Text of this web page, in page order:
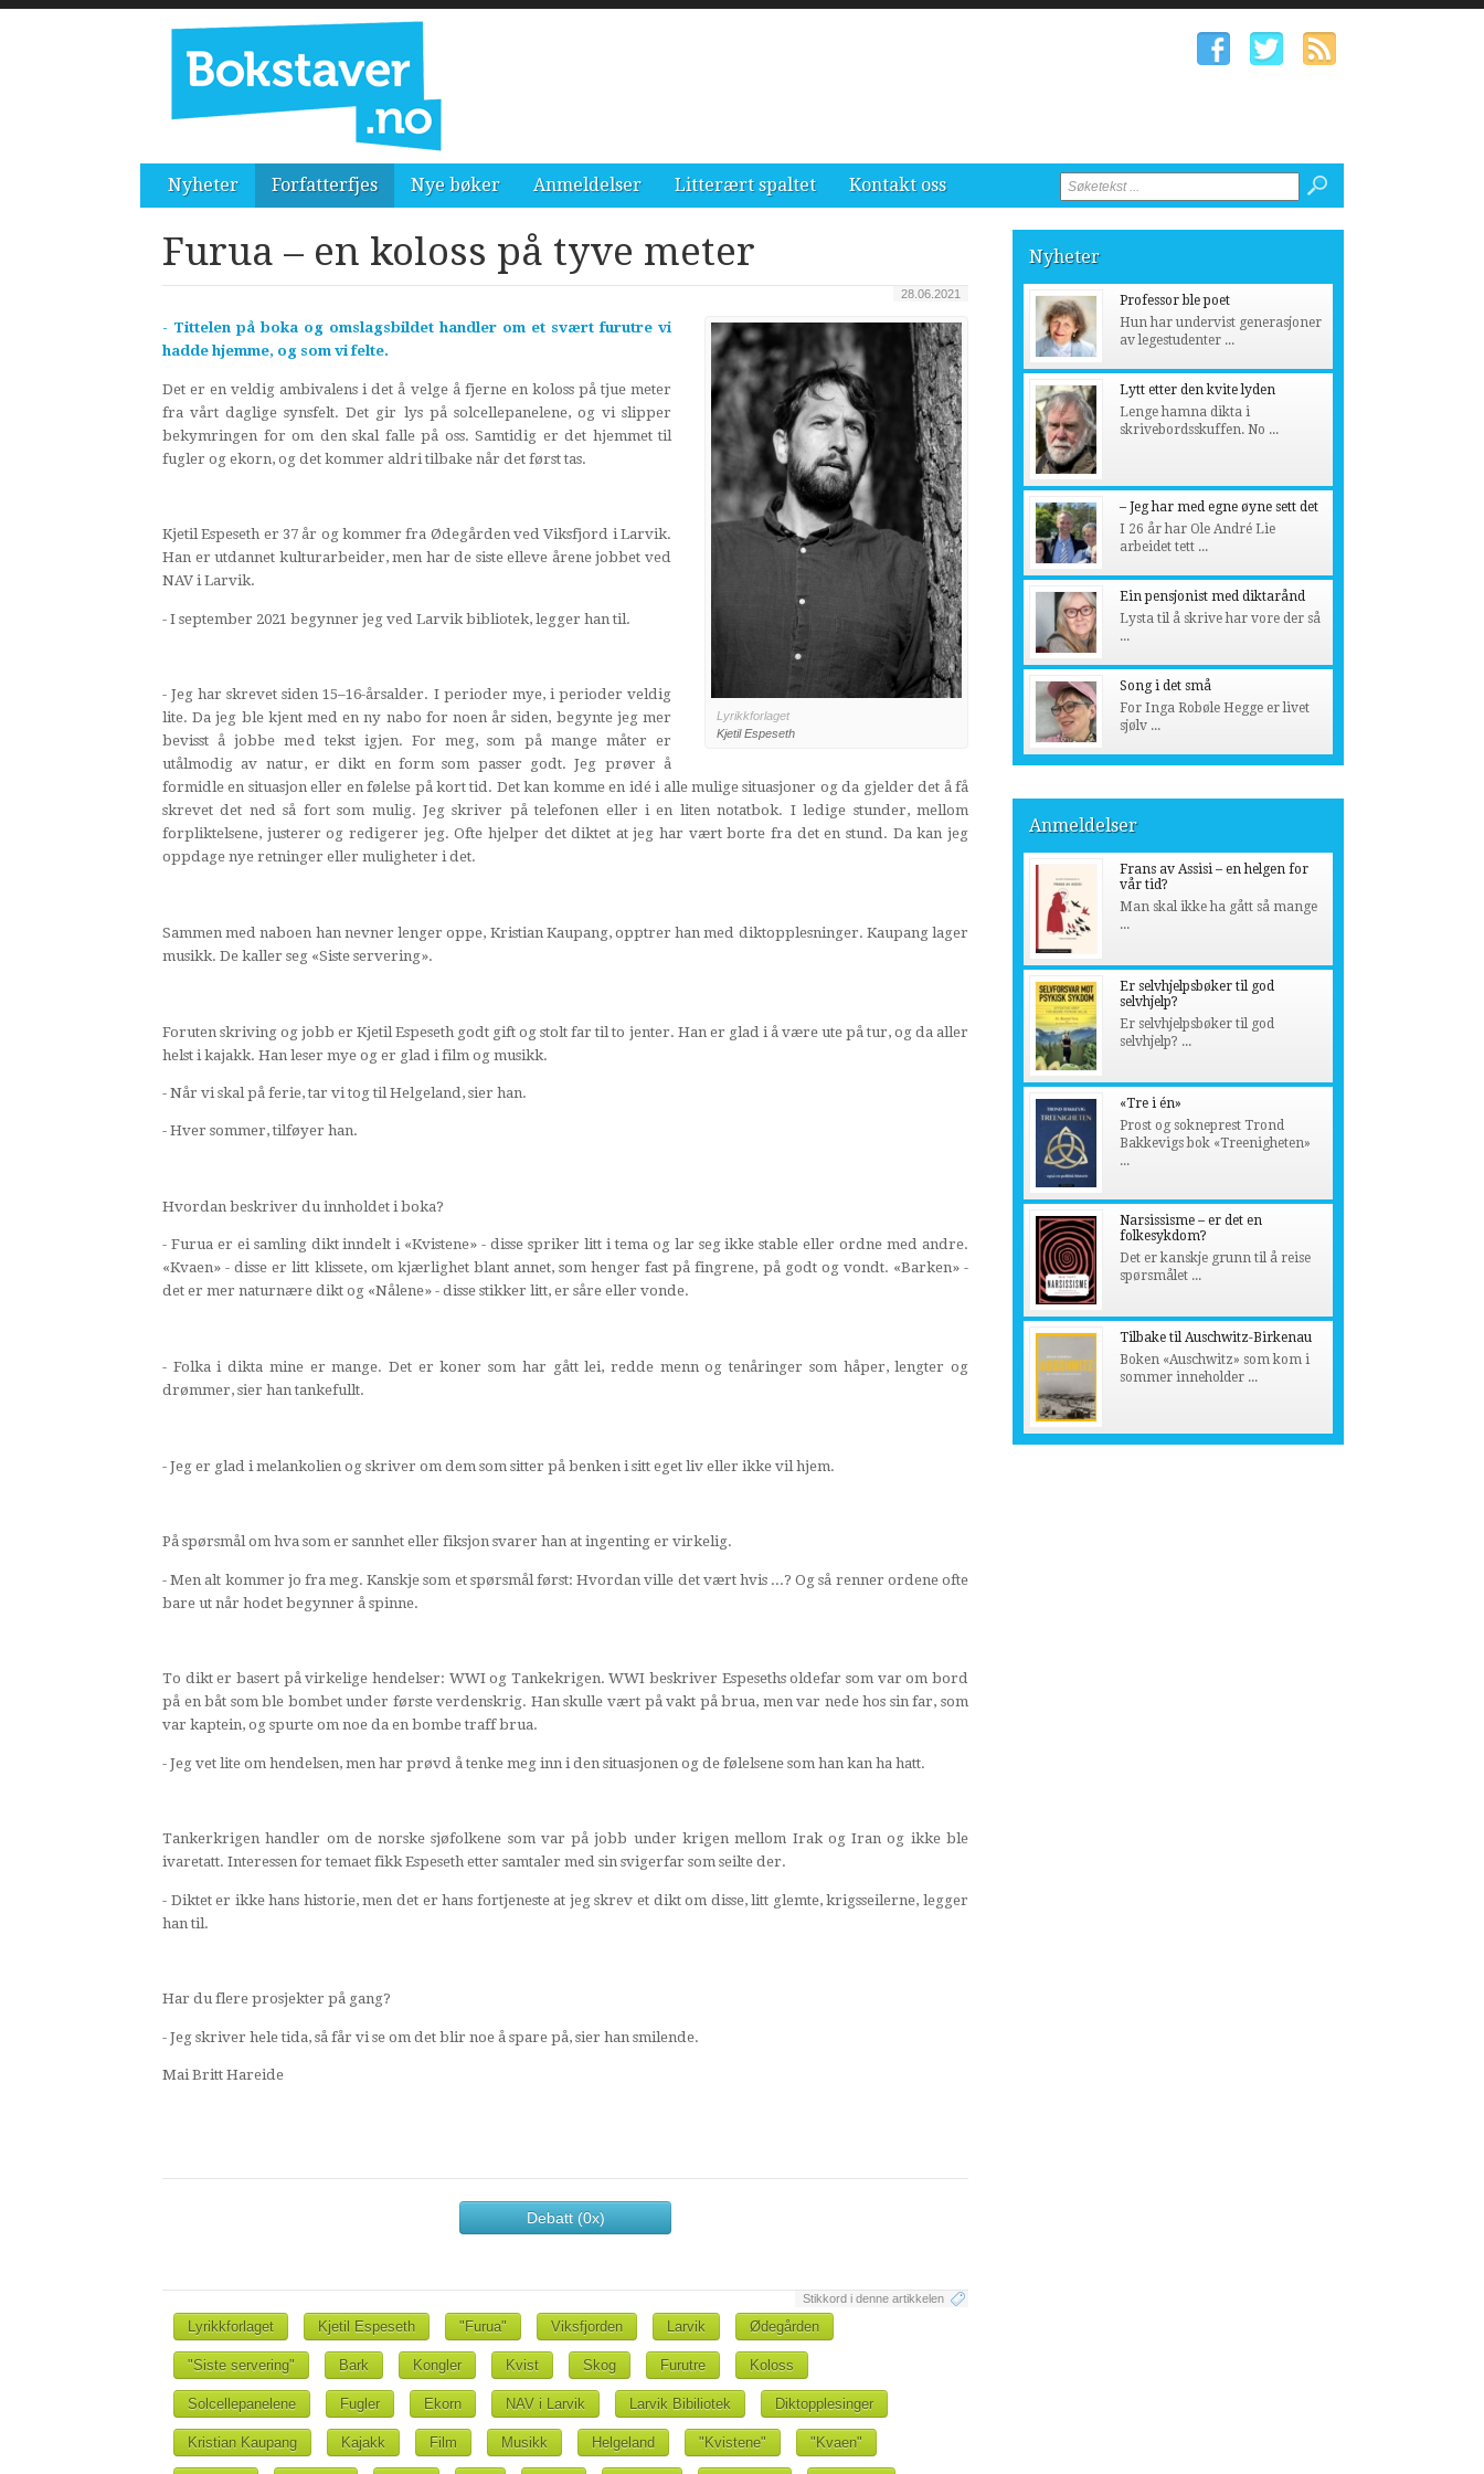
Nyheter Forfatterfjes Nye bøker Anmeldelser Litterært spaltet Kontakt oss
Furua – en koloss på tyve meter
28.06.2021
Lyrikkforlaget
Kjetil Espeseth
- Tittelen på boka og omslagsbildet handler om et svært furutre vi
hadde hjemme, og som vi felte.
Det er en veldig ambivalens i det å velge å fjerne en koloss på tjue meter
fra vårt daglige synsfelt. Det gir lys på solcellepanelene, og vi slipper
bekymringen for om den skal falle på oss. Samtidig er det hjemmet til
fugler og ekorn, og det kommer aldri tilbake når det først tas.
Kjetil Espeseth er 37 år og kommer fra Ødegården ved Viksfjord i Larvik.
Han er utdannet kulturarbeider, men har de siste elleve årene jobbet ved
NAV i Larvik.
- I september 2021 begynner jeg ved Larvik bibliotek, legger han til.
- Jeg har skrevet siden 15–16-årsalder. I perioder mye, i perioder veldig
lite. Da jeg ble kjent med en ny nabo for noen år siden, begynte jeg mer
bevisst å jobbe med tekst igjen. For meg, som på mange måter er
utålmodig av natur, er dikt en form som passer godt. Jeg prøver å
formidle en situasjon eller en følelse på kort tid. Det kan komme en idé i alle mulige situasjoner og da gjelder det å få
skrevet det ned så fort som mulig. Jeg skriver på telefonen eller i en liten notatbok. I ledige stunder, mellom
forpliktelsene, justerer og redigerer jeg. Ofte hjelper det diktet at jeg har vært borte fra det en stund. Da kan jeg
oppdage nye retninger eller muligheter i det.
Sammen med naboen han nevner lenger oppe, Kristian Kaupang, opptrer han med diktopplesninger. Kaupang lager
musikk. De kaller seg «Siste servering».
Foruten skriving og jobb er Kjetil Espeseth godt gift og stolt far til to jenter. Han er glad i å være ute på tur, og da aller
helst i kajakk. Han leser mye og er glad i film og musikk.
- Når vi skal på ferie, tar vi tog til Helgeland, sier han.
- Hver sommer, tilføyer han.
Hvordan beskriver du innholdet i boka?
- Furua er ei samling dikt inndelt i «Kvistene» - disse spriker litt i tema og lar seg ikke stable eller ordne med andre.
«Kvaen» - disse er litt klissete, om kjærlighet blant annet, som henger fast på fingrene, på godt og vondt. «Barken» -
det er mer naturnære dikt og «Nålene» - disse stikker litt, er såre eller vonde.
- Folka i dikta mine er mange. Det er koner som har gått lei, redde menn og tenåringer som håper, lengter og
drømmer, sier han tankefullt.
- Jeg er glad i melankolien og skriver om dem som sitter på benken i sitt eget liv eller ikke vil hjem.
På spørsmål om hva som er sannhet eller fiksjon svarer han at ingenting er virkelig.
- Men alt kommer jo fra meg. Kanskje som et spørsmål først: Hvordan ville det vært hvis ...? Og så renner ordene ofte
bare ut når hodet begynner å spinne.
To dikt er basert på virkelige hendelser: WWI og Tankekrigen. WWI beskriver Espeseths oldefar som var om bord
på en båt som ble bombet under første verdenskrig. Han skulle vært på vakt på brua, men var nede hos sin far, som
var kaptein, og spurte om noe da en bombe traff brua.
- Jeg vet lite om hendelsen, men har prøvd å tenke meg inn i den situasjonen og de følelsene som han kan ha hatt.
Tankerkrigen handler om de norske sjøfolkene som var på jobb under krigen mellom Irak og Iran og ikke ble
ivaretatt. Interessen for temaet fikk Espeseth etter samtaler med sin svigerfar som seilte der.
- Diktet er ikke hans historie, men det er hans fortjeneste at jeg skrev et dikt om disse, litt glemte, krigsseilerne, legger
han til.
Har du flere prosjekter på gang?
- Jeg skriver hele tida, så får vi se om det blir noe å spare på, sier han smilende.
Mai Britt Hareide
Debatt (0x)
Stikkord i denne artikkelen
Lyrikkforlaget Kjetil Espeseth "Furua" Viksfjorden Larvik Ødegården
"Siste servering" Bark Kongler Kvist Skog Furutre Koloss
Solcellepanelene Fugler Ekorn NAV i Larvik Larvik Bibiliotek Diktopplesinger
Kristian Kaupang Kajakk Film Musikk Helgeland "Kvistene" "Kvaen"
Nyheter
Professor ble poet
Hun har undervist generasjoner
av legestudenter ...
Lytt etter den kvite lyden
Lenge hamna dikta i
skrivebordsskuffen. No ...
– Jeg har med egne øyne sett det
I 26 år har Ole André Lie
arbeidet tett ...
Ein pensjonist med diktarånd
Lysta til å skrive har vore der så
...
Song i det små
For Inga Robøle Hegge er livet
sjølv ...
Anmeldelser
Frans av Assisi – en helgen for
vår tid?
Man skal ikke ha gått så mange
...
Er selvhjelpsbøker til god
selvhjelp?
Er selvhjelpsbøker til god
selvhjelp? ...
«Tre i én»
Prost og sokneprest Trond
Bakkevigs bok «Treenigheten»
...
Narsissisme – er det en
folkesykdom?
Det er kanskje grunn til å reise
spørsmålet ...
Tilbake til Auschwitz-Birkenau
Boken «Auschwitz» som kom i
sommer inneholder ...